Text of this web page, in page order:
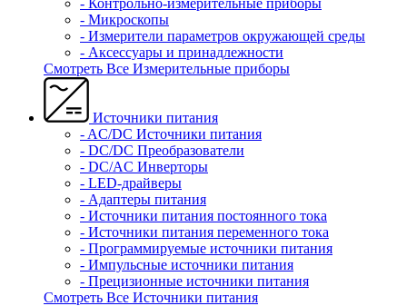
- Контрольно-измерительные приборы
- Микроскопы
- Измерители параметров окружающей среды
- Аксессуары и принадлежности
Смотреть Все Измерительные приборы
Источники питания
- AC/DC Источники питания
- DC/DC Преобразователи
- DC/AC Инверторы
- LED-драйверы
- Адаптеры питания
- Источники питания постоянного тока
- Источники питания переменного тока
- Программируемые источники питания
- Импульсные источники питания
- Прецизионные источники питания
Смотреть Все Источники питания